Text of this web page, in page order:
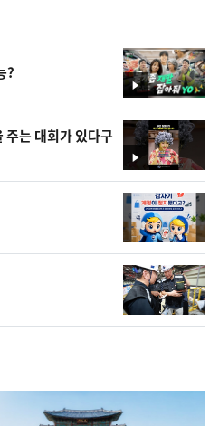
영
상
?
영
상
주는 대회가 있다구